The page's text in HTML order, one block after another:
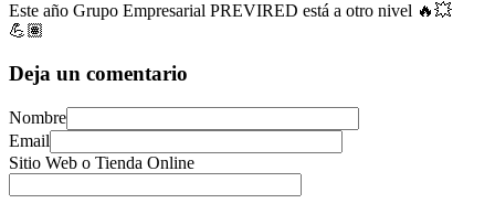
Este año Grupo Empresarial PREVIRED está a otro nivel 🔥💥
💪🏽
Deja un comentario
Nombre
Email
Sitio Web o Tienda Online